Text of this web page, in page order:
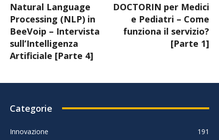
Natural Language
Processing (NLP) in
BeeVoip – Intervista
sull’Intelligenza
Artificiale [Parte 4]
DOCTORIN per Medici
e Pediatri – Come
funziona il servizio?
[Parte 1]
Categorie
Innovazione
191